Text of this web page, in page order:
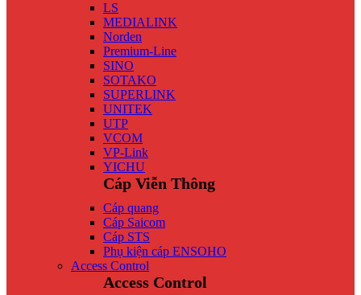
LS
MEDIALINK
Norden
Premium-Line
SINO
SOTAKO
SUPERLINK
UNITEK
UTP
VCOM
VP-Link
YICHU
Cáp Viễn Thông
Cáp quang
Cáp Saicom
Cáp STS
Phụ kiện cáp ENSOHO
Access Control
Access Control